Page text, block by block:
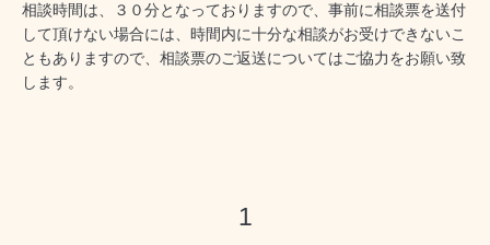
相談時間は、３０分となっておりますので、事前に相談票を送付
して頂けない場合には、時間内に十分な相談がお受けできないこ
ともありますので、相談票のご返送についてはご協力をお願い致
します。
1